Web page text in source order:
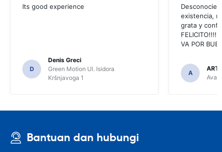
Its good experience
D
Denis Greci
Green Motion Ul. Isidora
Kršnjavoga 1
existencia,
grata y
FELICITO!!!!,
VA POR
A
Bantuan dan hubungi